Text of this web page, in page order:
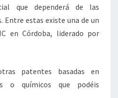
que dependerá de las
Entre estas existe una de un
en Córdoba, liderado por
patentes basadas en
o químicos que podéis